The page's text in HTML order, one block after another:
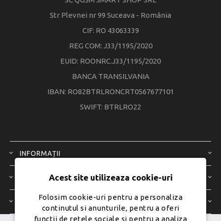
Str Plevnei nr 99 Suceava - România
CIF: RO 43063339
REG COM: J33/1195/2020
EUID: ROONRC.J33/1195/2020
BANCA TRANSILVANIA
IBAN: RO82BTRLRONCRT0567677101
SWIFT: BTRLRO22
INFORMAȚII
SERVICIU CLIENȚI
CONTUL MEU
Acest site utilizeaza cookie-uri
Folosim cookie-uri pentru a personaliza
continutul si anunturile, pentru a oferi
functii de rețele sociale si pentru a analiza